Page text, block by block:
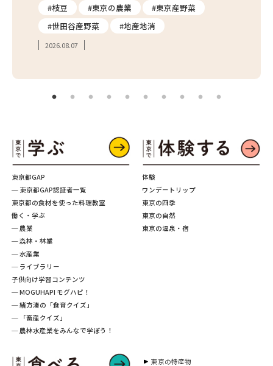
#枝豆 #東京の農業
#東京産野菜
#世田谷産野菜
#地産地消
2026.08.07
東京都GAP
─ 東京都GAP認証者一覧
東京都の食材を使った料理教室
働く・学ぶ
─ 農業
─ 森林・林業
─ 水産業
─ ライブラリー
子供向け学習コンテンツ
─ MOGUHAPI モグハピ！
─ 緒方湊の「食育クイズ」
─ 「畜産クイズ」
─ 農林水産業をみんなで学ぼう！
体験
ワンデートリップ
東京の四季
東京の自然
東京の温泉・宿
東京の特産物